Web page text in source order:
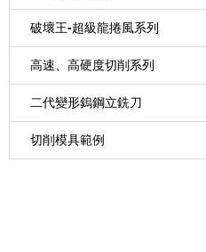
破壞王-超級龍捲風系列
高速、高硬度切削系列
二代變形鎢鋼立銑刀
切削模具範例